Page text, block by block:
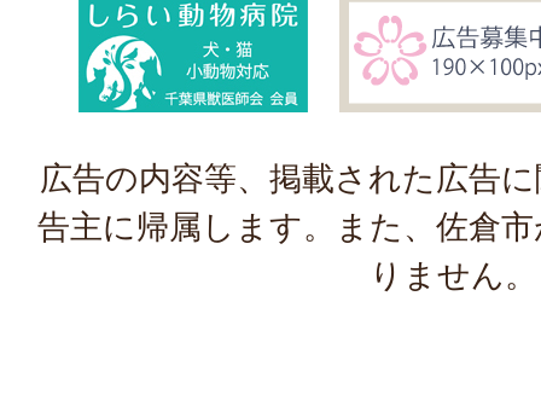
広告の内容等、掲載された広告
告主に帰属します。また、佐倉
りません。